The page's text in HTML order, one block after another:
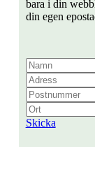
bara i din
din egen
Skicka